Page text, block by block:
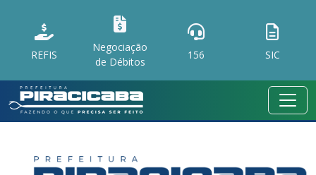
REFIS
Negociação
de Débitos
156 SIC